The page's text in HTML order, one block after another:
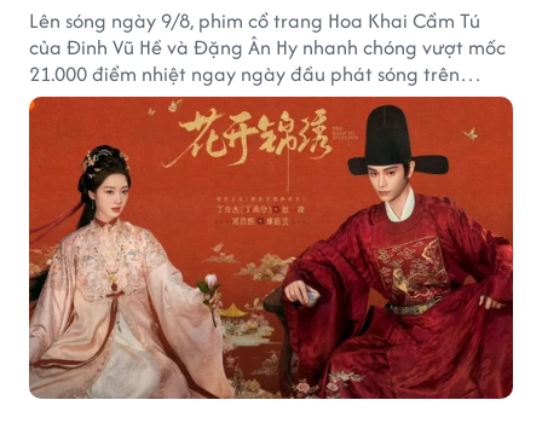
Lên sóng ngày 9/8, phim cổ trang Hoa Khai Cẩm Tú
của Đinh Vũ Hề và Đặng Ân Hy nhanh chóng vượt mốc
21.000 điểm nhiệt ngay ngày đầu phát sóng trên
Tencent Video.